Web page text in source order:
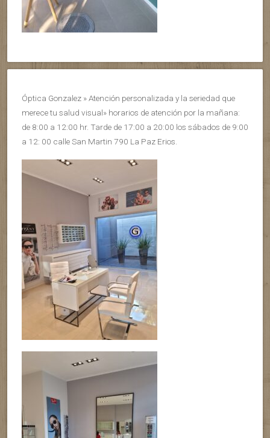
Óptica Gonzalez » Atención personalizada y la seriedad que
merece tu salud visual» horarios de atención por la mañana:
de 8:00 a 12:00 hr. Tarde de 17:00 a 20:00 los sábados de 9:00
a 12: 00 calle San Martin 790 La Paz Erios.